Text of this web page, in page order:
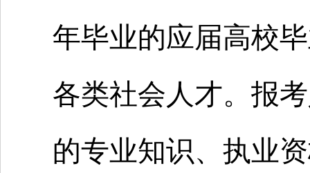
年毕业的应届高校
各类社会人才。报
的专业知识、执业